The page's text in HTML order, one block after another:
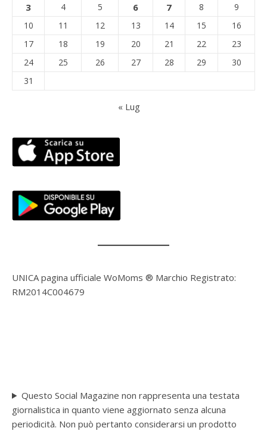
3 4 5 6 7 8
9
10
11 12 13 14 15
16
17
18 19 20 21 22
23
24
25 26 27 28 29
30
31
« Lug
UNICA pagina ufficiale WoMoms ® Marchio Registrato:
RM2014C004679
Questo Social Magazine non rappresenta una testata
giornalistica in quanto viene aggiornato senza alcuna
periodicità. Non può pertanto considerarsi un prodotto